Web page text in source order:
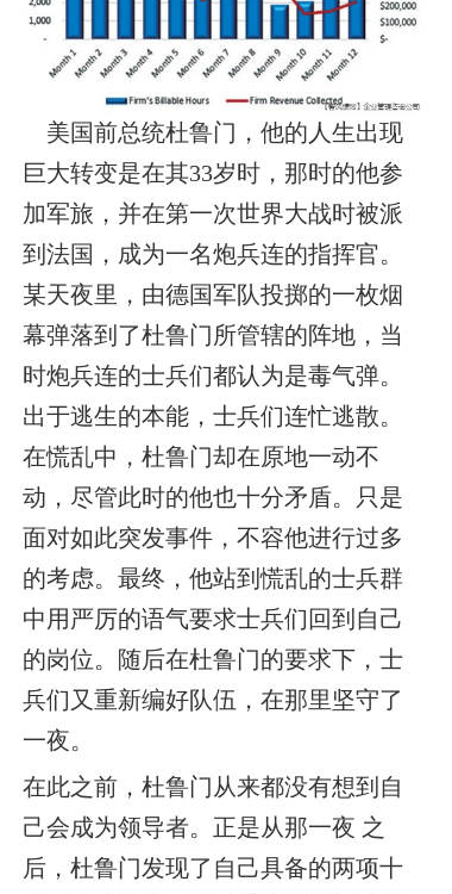
美国前总统杜鲁门，他的人生出现
巨大转变是在其33岁时，那时的他参
加军旅，并在第一次世界大战时被派
到法国，成为一名炮兵连的指挥官。
某天夜里，由德国军队投掷的一枚烟
幕弹落到了杜鲁门所管辖的阵地，当
时炮兵连的士兵们都认为是毒气弹。
出于逃生的本能，士兵们连忙逃散。
在慌乱中，杜鲁门却在原地一动不
动，尽管此时的他也十分矛盾。只是
面对如此突发事件，不容他进行过多
的考虑。最终，他站到慌乱的士兵群
中用严厉的语气要求士兵们回到自己
的岗位。随后在杜鲁门的要求下，士
兵们又重新编好队伍，在那里坚守了
一夜。
在此之前，杜鲁门从来都没有想到自
己会成为领导者。正是从那一夜 之
后，杜鲁门发现了自己具备的两项十